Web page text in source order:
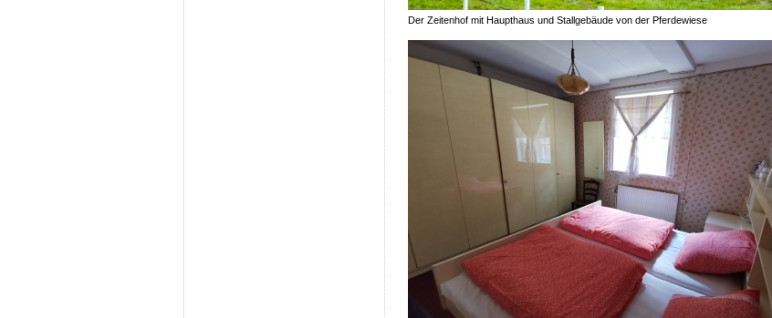
Der Zeitenhof mit Haupthaus und Stallgebäude von der Pferdewiese